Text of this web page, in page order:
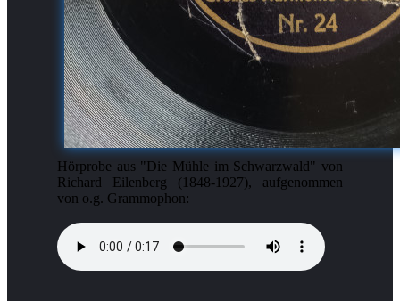
Hörprobe aus "Die Mühle im Schwarzwald" von
Richard Eilenberg (1848-1927), aufgenommen
von o.g. Grammophon: